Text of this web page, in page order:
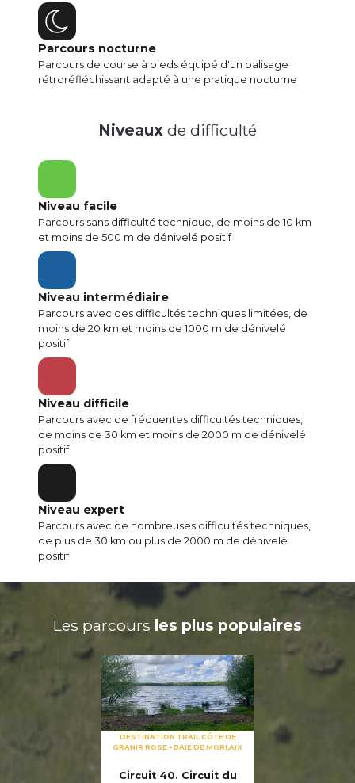
Parcours nocturne
Parcours de course à pieds équipé d'un balisage
rétroréfléchissant adapté à une pratique nocturne
Niveaux de difficulté
Niveau facile
Parcours sans difficulté technique, de moins de 10 km
et moins de 500 m de dénivelé positif
Niveau intermédiaire
Parcours avec des difficultés techniques limitées, de
moins de 20 km et moins de 1000 m de dénivelé
positif
Niveau difficile
Parcours avec de fréquentes difficultés techniques,
de moins de 30 km et moins de 2000 m de dénivelé
positif
Niveau expert
Parcours avec de nombreuses difficultés techniques,
de plus de 30 km ou plus de 2000 m de dénivelé
positif
Les parcours les plus populaires
DESTINATION TRAIL CÔTE DE
GRANIR ROSE - BAIE DE MORLAIX
Circuit 40. Circuit du